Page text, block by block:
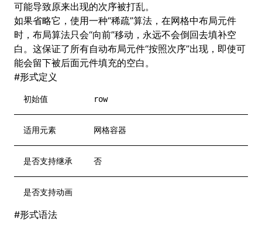
可能导致原来出现的次序被打乱。
如果省略它，使用一种“稀疏”算法，在网格中布局元件
时，布局算法只会“向前”移动，永远不会倒回去填补空
白。这保证了所有自动布局元件“按照次序”出现，即使可
能会留下被后面元件填充的空白。
#形式定义
初始值 row
适用元素 网格容器
是否支持继承 否
是否支持动画
#形式语法